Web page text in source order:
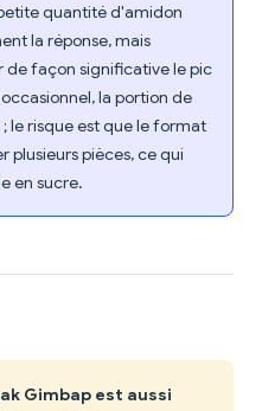
quantité d'amidon
la réponse, mais
façon significative le pic
la portion de
le risque est que le format
plusieurs pièces, ce qui
en sucre.
Gimbap est aussi